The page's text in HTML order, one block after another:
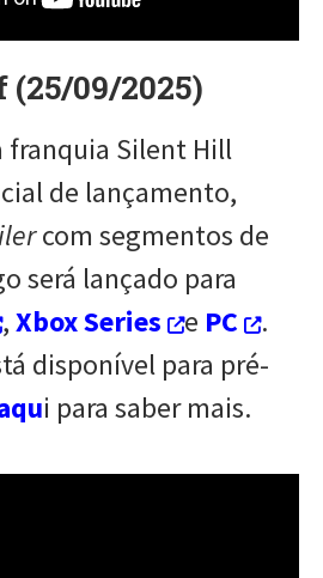
09/2025)
franquia Silent Hill
de lançamento,
com segmentos de
será lançado para
,Xbox Series e PC
.
disponível para pré-
i para saber mais.